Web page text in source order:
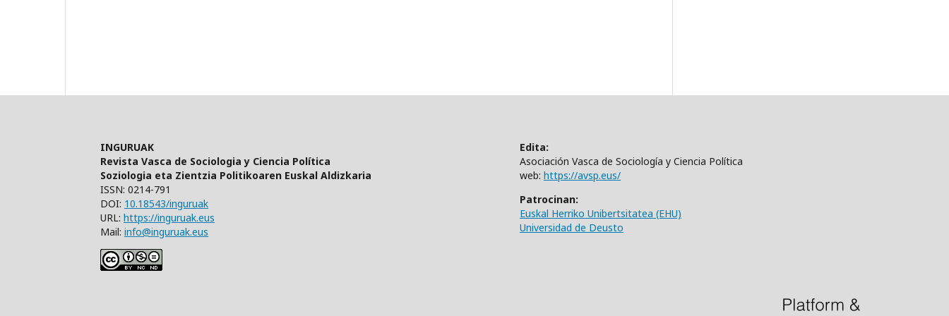
INGURUAK
Revista Vasca de Sociologia y Ciencia Política
Soziologia eta Zientzia Politikoaren Euskal Aldizkaria
ISSN: 0214-791
DOI: 10.18543/inguruak
URL: https://inguruak.eus
Mail: info@inguruak.eus
Edita:
Asociación Vasca de Sociología y Ciencia Política
web: https://avsp.eus/
Patrocinan:
Euskal Herriko Unibertsitatea (EHU)
Universidad de Deusto